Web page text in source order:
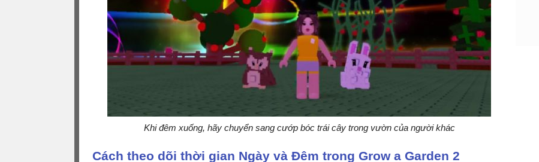
Khi đêm xuống, hãy chuyển sang cướp bóc trái cây trong vườn của người khác
Cách theo dõi thời gian Ngày và Đêm trong Grow a Garden 2